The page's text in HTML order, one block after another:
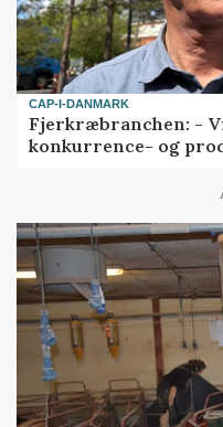
CAP-I-DANMARK
Fjerkræbranchen: -
konkurrence- og